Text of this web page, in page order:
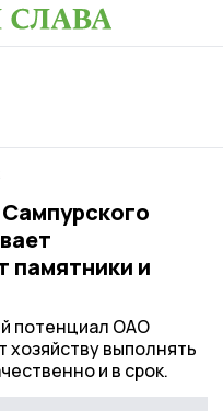
памятники и
потенциал ОАО
хозяйству выполнять
и в срок.